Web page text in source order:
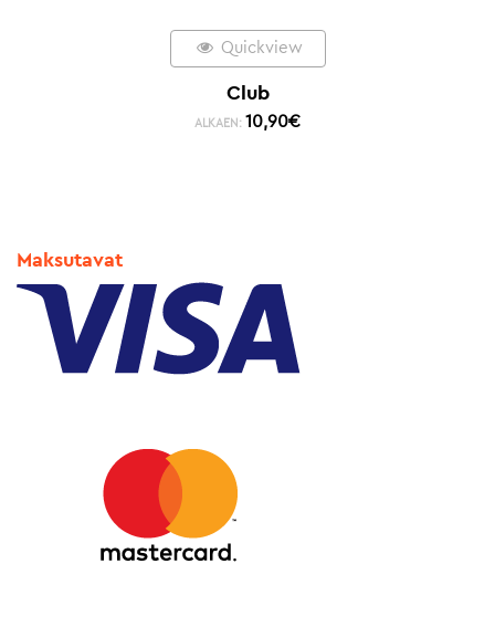
Quickview
Club
ALKAEN: 10,90€
Maksutavat